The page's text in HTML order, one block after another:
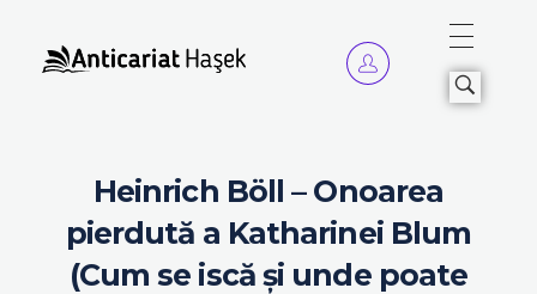
Heinrich Böll – Onoarea
pierdută a Katharinei Blum
(Cum se iscă și unde poate